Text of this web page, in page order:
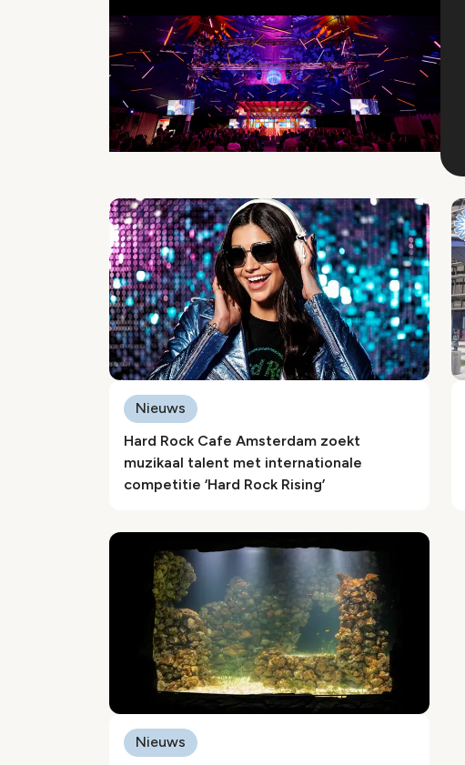
Hard Rock Cafe Amsterdam zoekt
muzikaal talent met internationale
competitie ‘Hard Rock Rising’
Nieuws
Nieuws